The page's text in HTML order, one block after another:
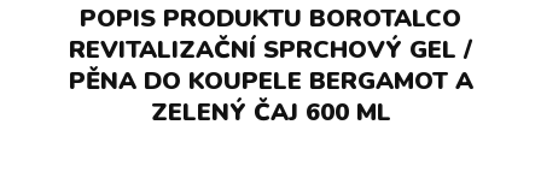
POPIS PRODUKTU BOROTALCO
REVITALIZAČNÍ SPRCHOVÝ GEL /
PĚNA DO KOUPELE BERGAMOT A
ZELENÝ ČAJ 600 ML